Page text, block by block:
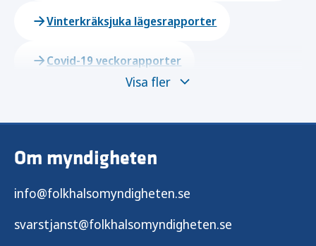
Vinterkräksjuka lägesrapporter
Covid-19 veckorapporter
Visa fler
Om myndigheten
info@folkhalsomyndigheten.se
svarstjanst@folkhalsomyndigheten.se